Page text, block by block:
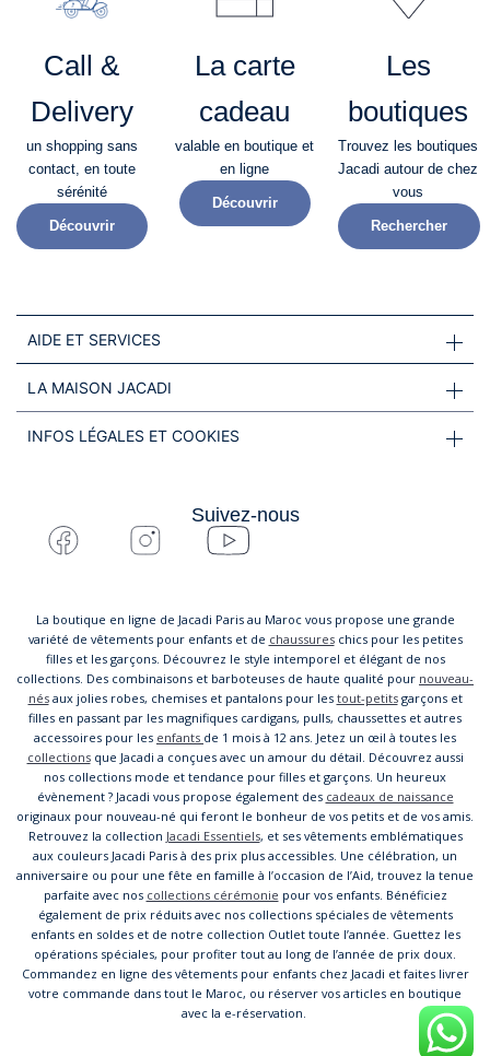
Call &
Delivery
un shopping sans
contact, en toute
sérénité​
Découvrir
La carte
cadeau
valable en boutique et
en ligne
Découvrir
Les
boutiques
Trouvez les boutiques
Jacadi autour de chez
vous
Rechercher
AIDE ET SERVICES
LA MAISON JACADI
INFOS LÉGALES ET COOKIES
Suivez-nous
La boutique en ligne de Jacadi Paris au Maroc vous propose une grande
variété de vêtements pour enfants et de chaussureschics pour les petites
filles et les garçons. Découvrez le style intemporel et élégant de nos
collections. Des combinaisons et barboteuses de haute qualité pour nouveau-
nésaux jolies robes, chemises et pantalons pour les tout-petitsgarçons et
filles en passant par les magnifiques cardigans, pulls, chaussettes et autres
accessoires pour les enfants de 1 mois à 12 ans. Jetez un œil à toutes les
collectionsque Jacadi a conçues avec un amour du détail. Découvrez aussi
nos collections mode et tendance pour filles et garçons. Un heureux
évènement ? Jacadi vous propose également des cadeaux de naissance
originaux pour nouveau-né qui feront le bonheur de vos petits et de vos amis.
Retrouvez la collection Jacadi Essentiels, et ses vêtements emblématiques
aux couleurs Jacadi Paris à des prix plus accessibles. Une célébration, un
anniversaire ou pour une fête en famille à l’occasion de l’Aid, trouvez la tenue
parfaite avec nos collections cérémonie pour vos enfants. Bénéficiez
également de prix réduits avec nos collections spéciales de vêtements
enfants en soldes et de notre collection Outlet toute l’année. Guettez les
opérations spéciales, pour profiter tout au long de l’année de prix doux.
Commandez en ligne des vêtements pour enfants chez Jacadi et faites livrer
votre commande dans tout le Maroc, ou réserver vos articles en boutique
avec la e-réservation.